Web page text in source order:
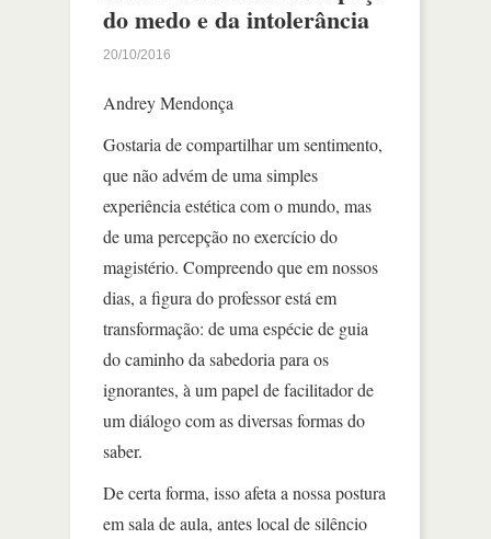
do medo e da intolerância
20/10/2016
Andrey Mendonça
Gostaria de compartilhar um sentimento,
que não advém de uma simples
experiência estética com o mundo, mas
de uma percepção no exercício do
magistério. Compreendo que em nossos
dias, a figura do professor está em
transformação: de uma espécie de guia
do caminho da sabedoria para os
ignorantes, à um papel de facilitador de
um diálogo com as diversas formas do
saber.
De certa forma, isso afeta a nossa postura
em sala de aula, antes local de silêncio